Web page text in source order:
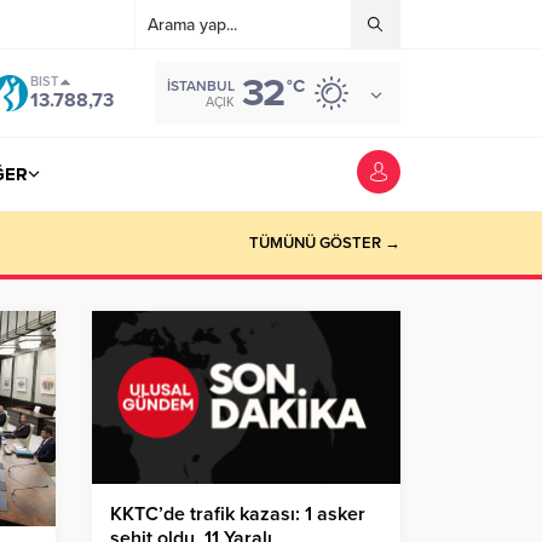
BIST
13.788,73
İSTANBUL
AÇIK 32°C
TÜMÜNÜ GÖSTER →
KKTC’de trafik kazası: 1 asker